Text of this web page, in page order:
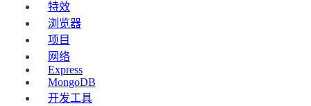
特效
浏览器
项目
网络
Express
MongoDB
开发工具